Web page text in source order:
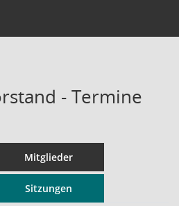
- Termine
Mitglieder
Sitzungen